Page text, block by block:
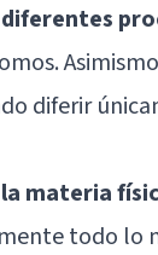
diferir
materia
todo lo